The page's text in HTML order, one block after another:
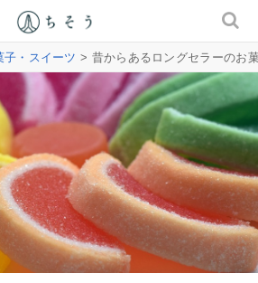
子・スイーツ > 昔からあるロングセラーのお